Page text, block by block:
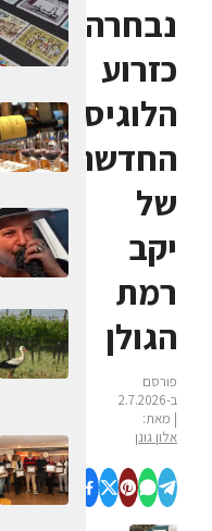
נבחרה
כזרוע
הלוגיסטית
החדשה
של
יקב
רמת
הגולן
פורסם
ב-2.7.2026
| מאת:
אלון גונן